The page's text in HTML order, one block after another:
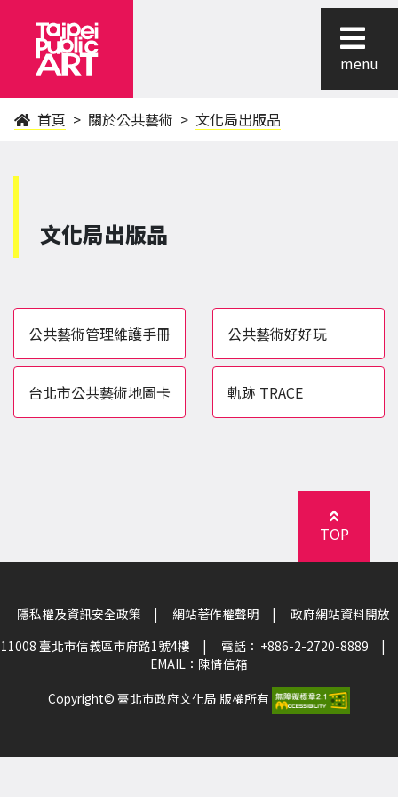
menu
首頁 關於公共藝術 文化局出版品
文化局出版品
公共藝術管理維護手冊 公共藝術好好玩
台北市公共藝術地圖卡 軌跡 TRACE
TOP
隱私權及資訊安全政策 | 網站著作權聲明 | 政府網站資料開放
11008 臺北市信義區市府路1號4樓 | 電話： +886-2-2720-8889 |
EMAIL： 陳情信箱
Copyright© 臺北市政府文化局 版權所有